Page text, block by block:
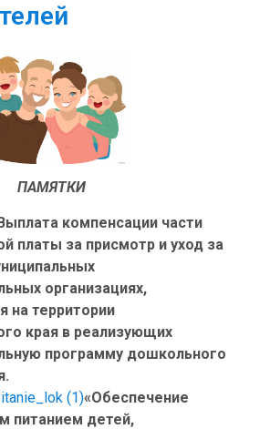
ПАМЯТКИ
компенсации части
платы за присмотр и уход за
организациях,
на территории
края в реализующих
программу дошкольного
(1)«Обеспечение
питанием детей,